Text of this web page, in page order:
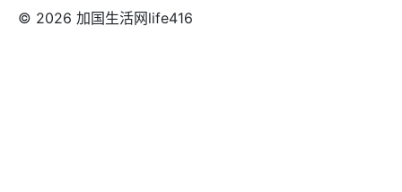
© 2026 加国生活网life416